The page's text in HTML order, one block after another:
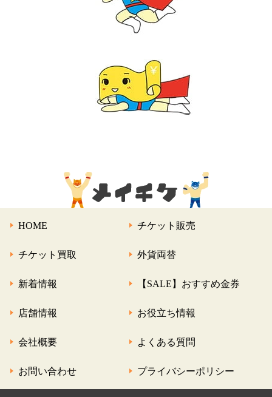
HOME チケット販売
チケット買取 外貨両替
新着情報 【SALE】おすすめ金券
店舗情報 お役立ち情報
会社概要 よくある質問
お問い合わせ プライバシーポリシー